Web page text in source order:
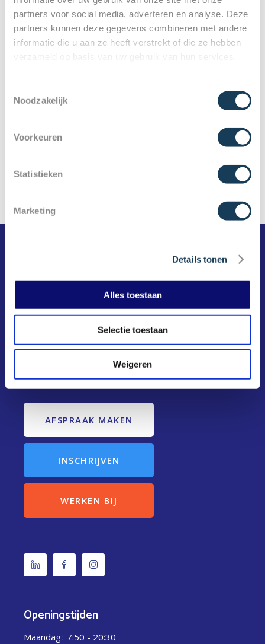
partners voor social media, adverteren en analyse. Deze
partners kunnen deze gegevens combineren met andere
informatie die u aan ze heeft verstrekt of die ze hebben
Noodzakelijk
Voorkeuren
Statistieken
Marketing
Details tonen
Alles toestaan
Selectie toestaan
Weigeren
De beste zorg voor jou.
AFSPRAAK MAKEN
INSCHRIJVEN
WERKEN BIJ
Openingstijden
Maandag 7:50 - 20:30